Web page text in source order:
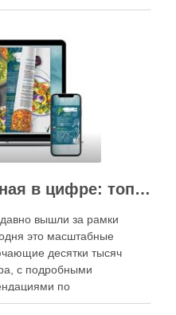
на практике сделать
Кулинарная вселенная в цифре: топ-3 самых больших электронных книг рецептов
вышли за рамки
это масштабные
десятки тысяч
с подробными
по
изданий,